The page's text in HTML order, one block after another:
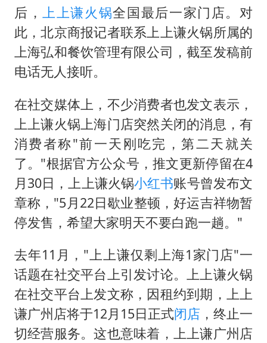
超颖电子拟投资20.86亿建设新项目
山东一元代青花杯离奇失踪
两名乘客在飞机上因调节座椅起冲突
山东潍坊发布大风黄色预警
夯实基础开新局
后，上上谦火锅全国最后一家门店。对
此，北京商报记者联系上上谦火锅所属的
上海弘和餐饮管理有限公司，截至发稿前
电话无人接听。
在社交媒体上，不少消费者也发文表示，
上上谦火锅上海门店突然关闭的消息，有
消费者称"前一天刚吃完，第二天就关
了。"根据官方公众号，推文更新停留在4
月30日，上上谦火锅小红书账号曾发布文
章称，"5月22日歇业整顿，好运吉祥物暂
停发售，希望大家明天不要白跑一趟。"
去年11月，"上上谦仅剩上海1家门店"一
话题在社交平台上引发讨论。上上谦火锅
在社交平台上发文称，因租约到期，上上
谦广州店将于12月15日正式闭店 ，终止一
切经营服务。这也意味着，上上谦广州店